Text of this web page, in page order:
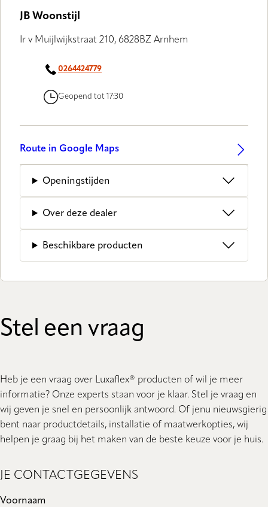
JB Woonstijl
Ir v Muijlwijkstraat 210, 6828BZ Arnhem
0264424779
Geopend tot 17:30
Route in Google Maps
Openingstijden
Over deze dealer
Beschikbare producten
Stel een vraag
Heb je een vraag over Luxaflex® producten of wil je meer
informatie? Onze experts staan ​​voor je klaar. Stel je vraag en
wij geven je snel en persoonlijk antwoord. Of jenu nieuwsgierig
bent naar productdetails, installatie of maatwerkopties, wij
helpen je graag bij het maken van de beste keuze voor je huis.
JE CONTACTGEGEVENS
Voornaam